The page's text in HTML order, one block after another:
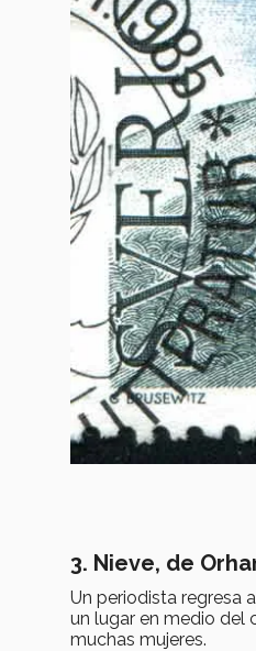
3. Nieve, de
Un periodista regresa
un lugar en medio del
muchas mujeres.